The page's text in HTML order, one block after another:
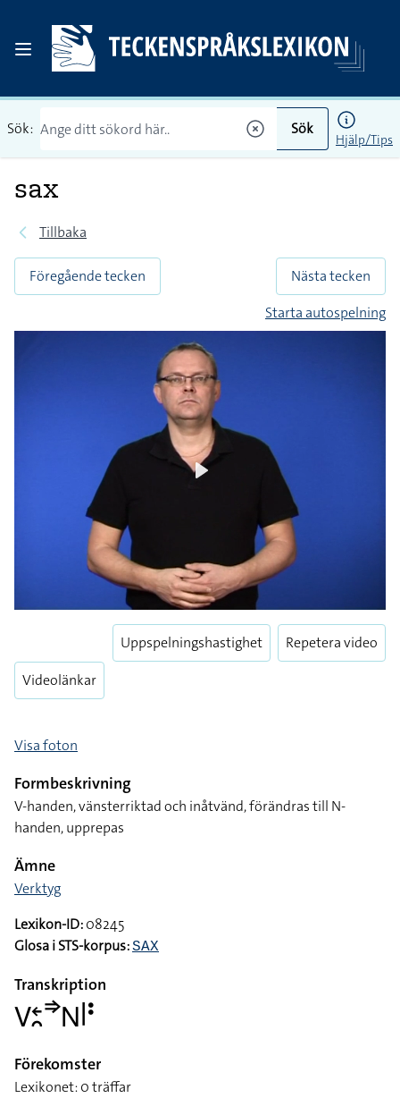
Sök: Sök
Hjälp/Tips
sax
Tillbaka
Föregående tecken
Nästa tecken
Starta autospelning
Videolänkar
Uppspelningshastighet Repetera video
Visa foton
Formbeskrivning
V-handen, vänsterriktad och inåtvänd, förändras till N-
handen, upprepas
Ämne
Verktyg
Lexikon-ID:08245
Glosa i STS-korpus:SAX
Transkription
􌤭􌥓􌥘􌦆􌥌􌥼􌥻
Förekomster
Lexikonet: 0 träffar